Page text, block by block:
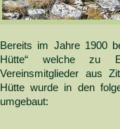
Bereits im Jahre 1900
Hütte“ welche zu
Vereinsmitglieder aus
Hütte wurde in den
umgebaut: